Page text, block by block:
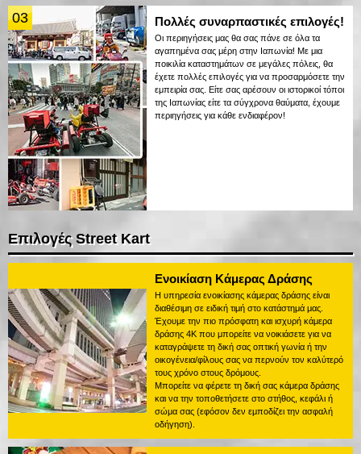
03 Πολλές συναρπαστικές επιλογές!
Οι περιηγήσεις μας θα σας πάνε σε όλα τα
αγαπημένα σας μέρη στην Ιαπωνία! Με μια
ποικιλία καταστημάτων σε μεγάλες πόλεις, θα
έχετε πολλές επιλογές για να προσαρμόσετε την
εμπειρία σας. Είτε σας αρέσουν οι ιστορικοί τόποι
της Ιαπωνίας είτε τα σύγχρονα θαύματα, έχουμε
περιηγήσεις για κάθε ενδιαφέρον!
Επιλογές Street Kart
Ενοικίαση Κάμερας Δράσης
Η υπηρεσία ενοικίασης κάμερας δράσης είναι
διαθέσιμη σε ειδική τιμή στο κατάστημά μας.
Έχουμε την πιο πρόσφατη και ισχυρή κάμερα
δράσης 4K που μπορείτε να νοικιάσετε για να
καταγράψετε τη δική σας οπτική γωνία ή την
οικογένεια/φίλους σας να περνούν τον καλύτερό
τους χρόνο στους δρόμους.
Μπορείτε να φέρετε τη δική σας κάμερα δράσης
και να την τοποθετήσετε στο στήθος, κεφάλι ή
σώμα σας (εφόσον δεν εμποδίζει την ασφαλή
οδήγηση).